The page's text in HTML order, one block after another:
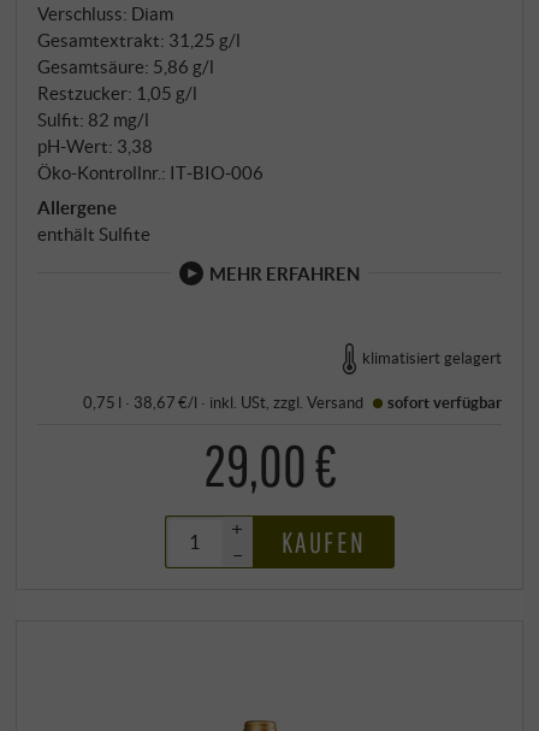
Verschluss: Diam
Gesamtextrakt: 31,25 g/l
Gesamtsäure: 5,86 g/l
Restzucker: 1,05 g/l
Sulfit: 82 mg/l
pH-Wert: 3,38
Öko-Kontrollnr.: IT‑BIO‑006
Allergene
enthält Sulfite
MEHR ERFAHREN
klimatisiert gelagert
0,75 l · 38,67 €/l · inkl. USt , zzgl.Versand sofort verfügbar
29,00 €
+
–
KAUFEN